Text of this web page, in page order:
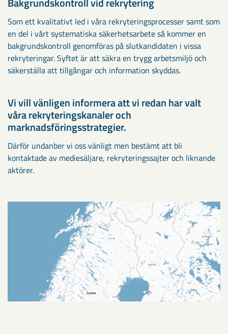
Som ett kvalitativt led i våra rekryteringsprocesser samt som
en del i vårt systematiska säkerhetsarbete så kommer en
bakgrundskontroll genomföras på slutkandidaten i vissa
rekryteringar. Syftet är att säkra en trygg arbetsmiljö och
säkerställa att tillgångar och information skyddas.
Vi vill vänligen informera att vi redan har valt
våra rekryteringskanaler och
marknadsföringsstrategier.
Därför undanber vi oss vänligt men bestämt att bli
kontaktade av mediesäljare, rekryteringssajter och liknande
aktörer.
Gällivare